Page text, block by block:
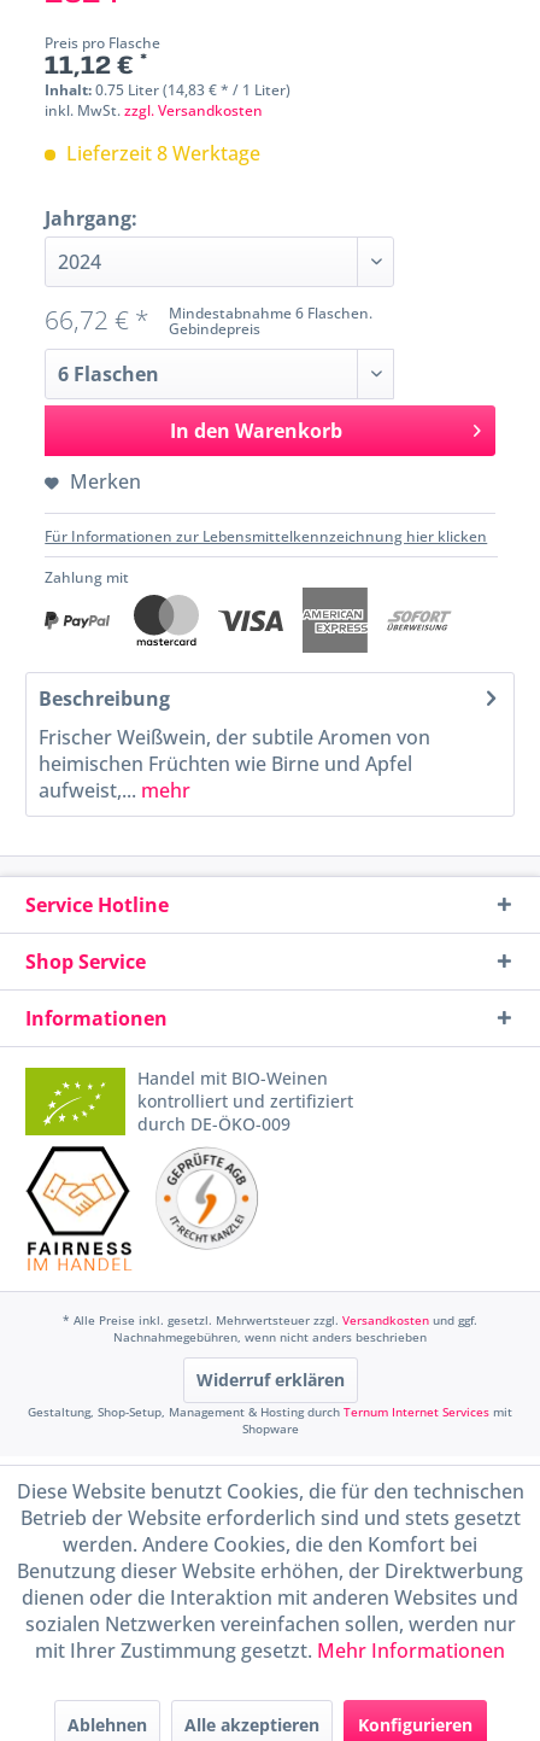
Preis pro Flasche
11,12 € *
Inhalt:0.75 Liter (14,83 € * / 1 Liter)
inkl. MwSt.zzgl. Versandkosten
Lieferzeit 8 Werktage
Jahrgang:
Mindestabnahme 6 Flaschen.
Gebindepreis
66,72 € *
In den Warenkorb
Merken
Für Informationen zur Lebensmittelkennzeichnung hier klicken
Zahlung mit
Beschreibung
Frischer Weißwein, der subtile Aromen von
heimischen Früchten wie Birne und Apfel
aufweist,... mehr
Service Hotline
Shop Service
Informationen
Handel mit BIO-Weinen
kontrolliert und zertifiziert
durch DE-ÖKO-009
* Alle Preise inkl. gesetzl. Mehrwertsteuer zzgl. Versandkosten und ggf.
Nachnahmegebühren, wenn nicht anders beschrieben
Widerruf erklären
Gestaltung, Shop-Setup, Management & Hosting durch Ternum Internet Services mit
Shopware
Diese Website benutzt Cookies, die für den technischen
Betrieb der Website erforderlich sind und stets gesetzt
werden. Andere Cookies, die den Komfort bei
Benutzung dieser Website erhöhen, der Direktwerbung
dienen oder die Interaktion mit anderen Websites und
sozialen Netzwerken vereinfachen sollen, werden nur
mit Ihrer Zustimmung gesetzt. Mehr Informationen
Ablehnen Alle akzeptieren Konfigurieren